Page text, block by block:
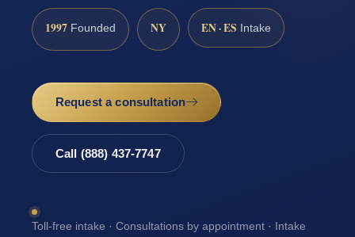
1997 Founded NY EN · ES Intake
Request a consultation
Call (888) 437-7747
Toll-free intake · Consultations by appointment · Intake